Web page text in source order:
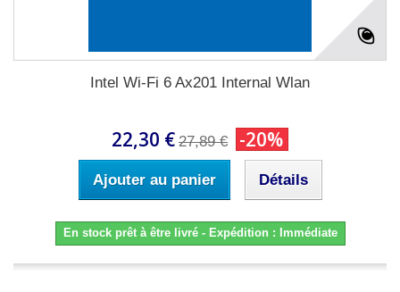
Intel Wi-Fi 6 Ax201 Internal Wlan
22,30 € 27,89 € -20%
Ajouter au panier Détails
En stock prêt à être livré - Expédition : Immédiate